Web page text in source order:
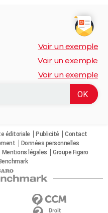
Voir un exemple
Voir un exemple
Voir un exemple
éditoriale Publicité
Contact
Données personnelles
Mentions légales
Groupe Figaro